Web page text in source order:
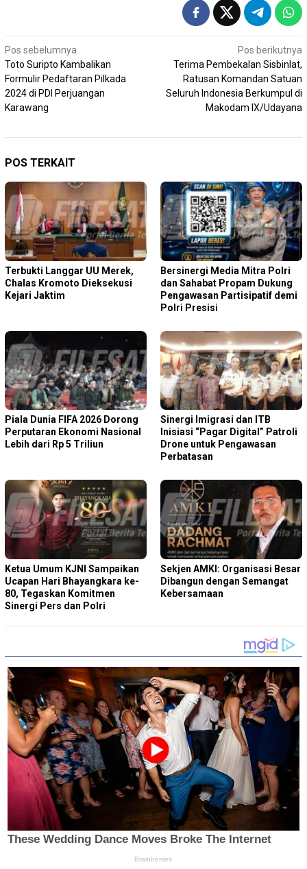
Navigasi
pos
Pos sebelumnya
Toto Suripto Kambalikan
Formulir Pedaftaran Pilkada
2024 di PDI Perjuangan
Karawang
Pos berikutnya
Terima Pembekalan Sisbinlat,
Ratusan Komandan Satuan
Seluruh Indonesia Berkumpul di
Makodam IX/Udayana
POS TERKAIT
Terbukti Langgar UU Merek,
Chalas Kromoto Dieksekusi
Kejari Jaktim
Bersinergi Media Mitra Polri
dan Sahabat Propam Dukung
Pengawasan Partisipatif demi
Polri Presisi
Piala Dunia FIFA 2026 Dorong
Perputaran Ekonomi Nasional
Lebih dari Rp 5 Triliun
Sinergi Imigrasi dan ITB
Inisiasi “Pagar Digital” Patroli
Drone untuk Pengawasan
Perbatasan
Ketua Umum KJNI Sampaikan
Ucapan Hari Bhayangkara ke-
80, Tegaskan Komitmen
Sinergi Pers dan Polri
Sekjen AMKI: Organisasi Besar
Dibangun dengan Semangat
Kebersamaan